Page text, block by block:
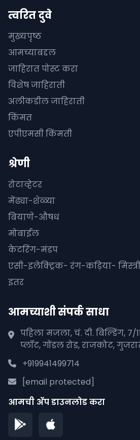
त्वरित दुवे
मुख्यपृष्ठ
आमच्याबद्दल
जाहिरात पोस्ट करा
विशेष जाहिराती
अलीकडील जाहिराती
किंमत
एपीएमसी किंमती
श्रेणी
रोटाव्हेटर
मेंढ्या-शेळ्या
बियाणे-औषध
मोबाईल
केटरिंग-मंडप
एसी-इलेक्ट्रिक- रंग-कड़िया-
इतर
आमच्याशी संपर्क साधा
पहिला मजला, चं. दी. बिल्डिंग,
प्लॉट, गोंडल रोड, राजकोट,
+919941499714
[email protected]
आमची अ‍ॅप डाउनलोड करा